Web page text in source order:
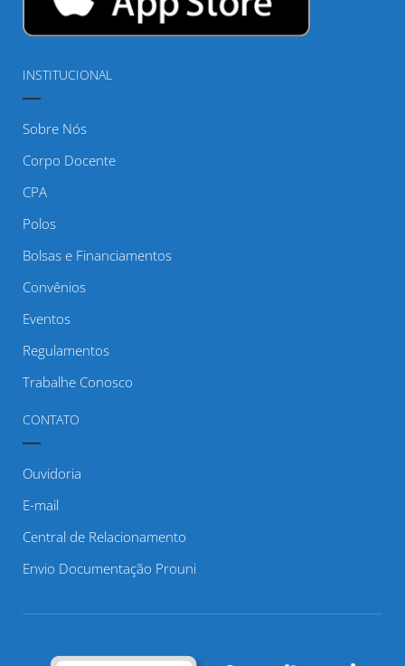
INSTITUCIONAL
Sobre Nós
Corpo Docente
CPA
Polos
Bolsas e Financiamentos
Convênios
Eventos
Regulamentos
Trabalhe Conosco
CONTATO
Ouvidoria
E-mail
Central de Relacionamento
Envio Documentação Prouni